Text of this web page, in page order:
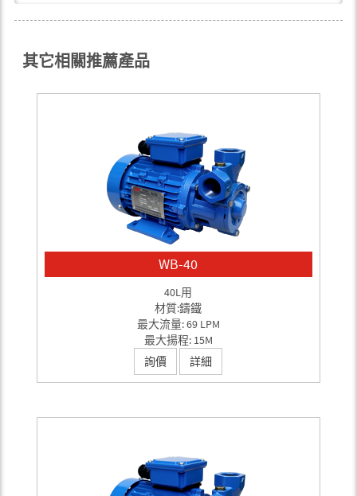
其它相關推薦產品
WB-40
40L用
材質:鑄鐵
最大流量: 69 LPM
最大揚程: 15M
詢價
詳細